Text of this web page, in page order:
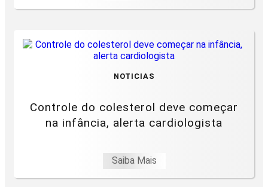
NOTICIAS
Controle do colesterol deve começar
na infância, alerta cardiologista
Saiba Mais